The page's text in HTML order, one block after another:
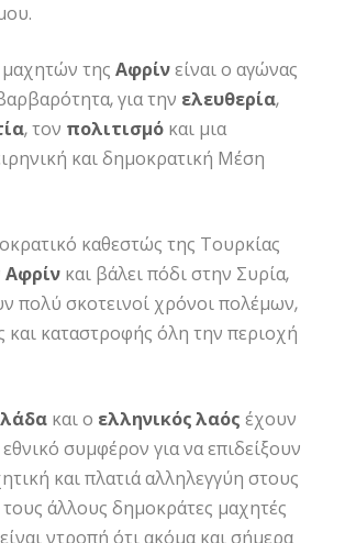
τηςΑφρίνείναι ο αγώνας
για την ελευθερία,
, τον πολιτισμό και μια
και δημοκρατική Μέση
καθεστώς της Τουρκίας
Αφρίν και βάλει πόδι στην Συρία,
πολύ σκοτεινοί χρόνοι πολέμων,
και καταστροφής όλη την περιοχή
και ο ελληνικός λαός έχουν
εθνικό συμφέρον για να επιδείξουν
και πλατιά αλληλεγγύη στους
τους άλλους δημοκράτες μαχητές